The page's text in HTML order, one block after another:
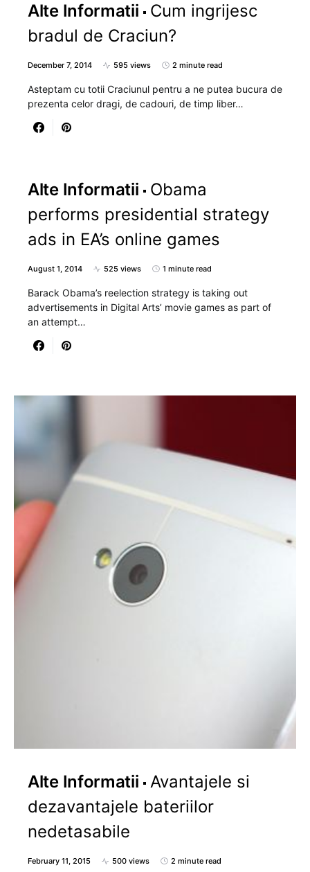
Alte Informatii
Cum ingrijesc
bradul de Craciun?
December 7, 2014 595 views 2 minute read
Asteptam cu totii Craciunul pentru a ne putea bucura de
prezenta celor dragi, de cadouri, de timp liber…
Alte Informatii
Obama
performs presidential strategy
ads in EA’s online games
August 1, 2014 525 views 1 minute read
Barack Obama’s reelection strategy is taking out
advertisements in Digital Arts’ movie games as part of
an attempt…
Alte Informatii Avantajele si
dezavantajele bateriilor
nedetasabile
February 11, 2015 500 views 2 minute read